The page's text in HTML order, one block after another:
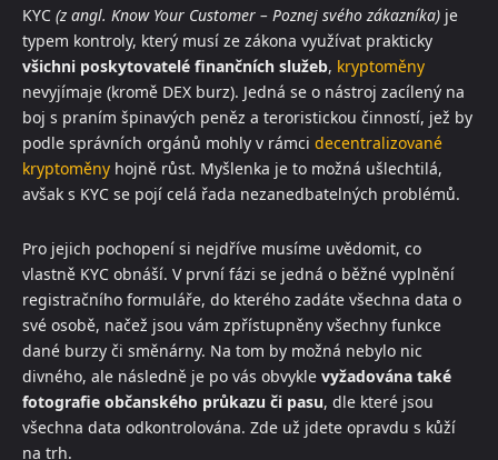
KYC (z angl. Know Your Customer – Poznej svého zákazníka) je
typem kontroly, který musí ze zákona využívat prakticky
všichni poskytovatelé finančních služeb, kryptoměny
nevyjímaje (kromě DEX burz). Jedná se o nástroj zacílený na
boj s praním špinavých peněz a teroristickou činností, jež by
podle správních orgánů mohly v rámci decentralizované
kryptoměny hojně růst. Myšlenka je to možná ušlechtilá,
avšak s KYC se pojí celá řada nezanedbatelných problémů.
Pro jejich pochopení si nejdříve musíme uvědomit, co
vlastně KYC obnáší. V první fázi se jedná o běžné vyplnění
registračního formuláře, do kterého zadáte všechna data o
své osobě, načež jsou vám zpřístupněny všechny funkce
dané burzy či směnárny. Na tom by možná nebylo nic
divného, ale následně je po vás obvykle vyžadována také
fotografie občanského průkazu či pasu, dle které jsou
všechna data odkontrolována. Zde už jdete opravdu s kůží
na trh.